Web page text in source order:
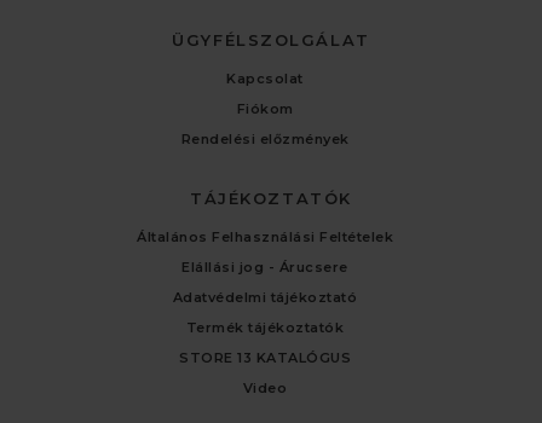
ÜGYFÉLSZOLGÁLAT
Kapcsolat
Fiókom
Rendelési előzmények
TÁJÉKOZTATÓK
Általános Felhasználási Feltételek
Elállási jog - Árucsere
Adatvédelmi tájékoztató
Termék tájékoztatók
STORE 13 KATALÓGUS
Video